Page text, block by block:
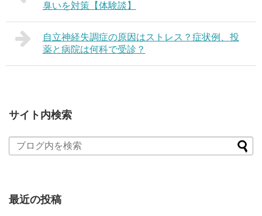
臭いを対策【体験談】
自立神経失調症の原因はストレス？症状例、投
薬と病院は何科で受診？
サイト内検索
最近の投稿